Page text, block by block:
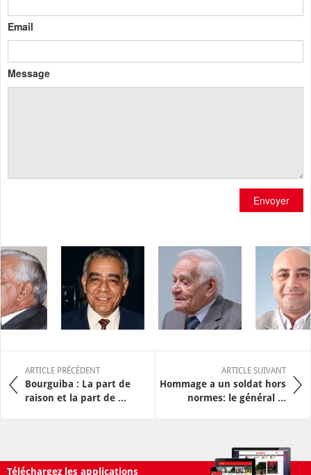
Email
Message
Envoyer
ARTICLE PRÉCÉDENT
Bourguiba : La part de
raison et la part de ...
ARTICLE SUIVANT
Hommage a un soldat hors
normes: le général ...
Téléchargez les applications